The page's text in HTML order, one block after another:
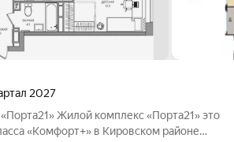
2027
Жилой комплекс «Порта21» это
«Комфорт+» в Кировском районе